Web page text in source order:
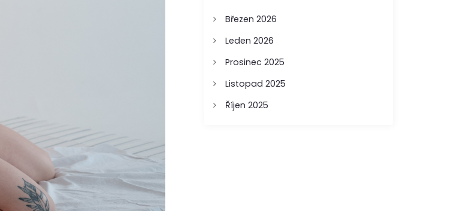
Březen 2026
Leden 2026
Prosinec 2025
Listopad 2025
Říjen 2025